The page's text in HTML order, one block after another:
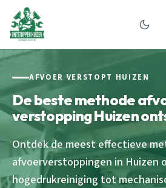
AFVOER VERSTOPT HUIZEN
De beste methode
verstopping Huizen
Ontdek de meest effectieve
afvoerverstoppingen in Huizen
hogedrukreiniging tot